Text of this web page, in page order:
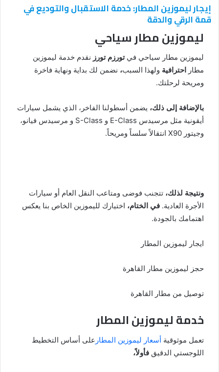
إيجار ليموزين المطار: خدمة الاستقبال والتوديع في
قمة الرقي والدقة
ليموزين مطار سياحي
ليموزين مطار سياحي فيتورزم تورز نقدم خدمة ليموزين
مطار احترافية ولهذا السبب، نضمن لك بداية ونهاية فاخرة
ومريحة لرحلتك.
بالإضافة إلى ذلك، يضمن أسطولنا الفاخر، الذي يشمل سيارات
أيقونية مثل مرسيدس E-Class و S-Class و مرسيدس فيانو،
وجيتور X90 انتقالاً سلساً ومريحاً.
ونتيجة لذلك، تتجنب فوضى ومتاعب النقل العام أو سيارات
الأجرة العادية. في الختام، اختيارك لليموزين الخاص بنا يعكس
اهتمامك بالجودة.
ايجار ليموزين المطار
حجز ليموزين مطار القاهرة
توصيل من مطار القاهرة
خدمة ليموزين المطار
تعمل موثوقية أسعار ليموزين المطار على أساس التخطيط
اللوجستي الدقيق فأولاً،